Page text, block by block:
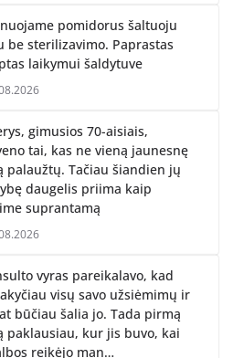
pomidorus šaltuoju
be sterilizavimo. Paprastas
laikymui šaldytuve
gimusios 70-aisiais,
tai, kas ne vieną jaunesnę
palaužtų. Tačiau šiandien jų
daugelis priima kaip
suprantamą
vyras pareikalavo, kad
visų savo užsiėmimų ir
būčiau šalia jo. Tada pirmą
paklausiau, kur jis buvo, kai
reikėjo man…